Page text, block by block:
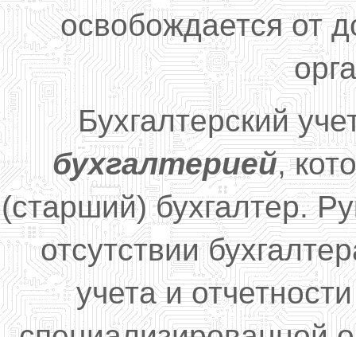
освобождается от
Бухгалтерский
бухгалтерией,
(старший) бухгалтер.
отсутствии
учета и